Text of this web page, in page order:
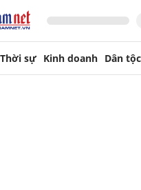
Thời sự Kinh doanh Dân